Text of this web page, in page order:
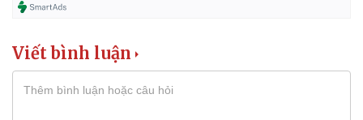
Viết bình luận